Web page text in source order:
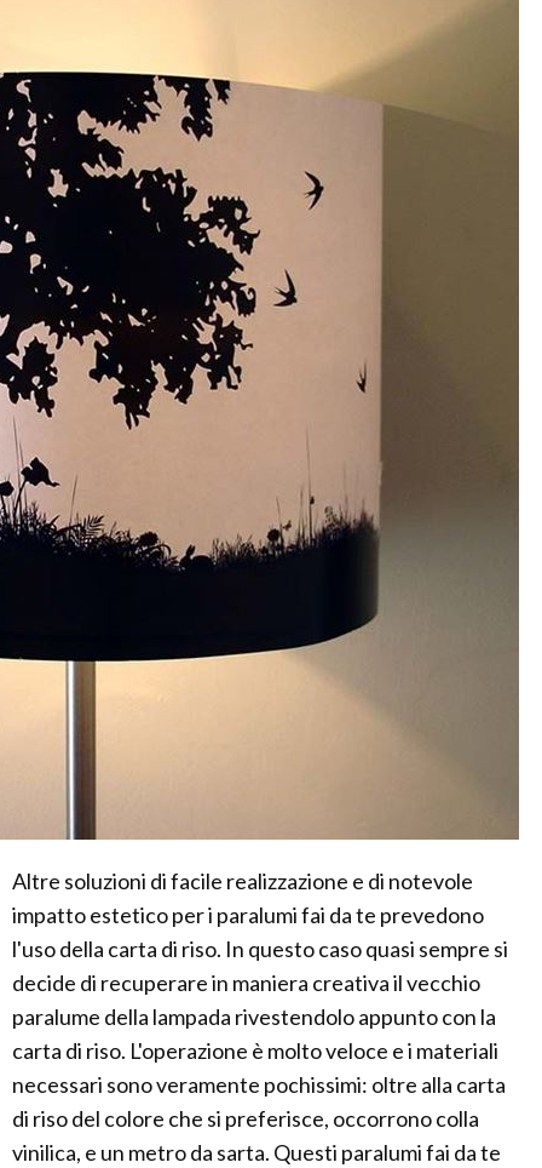
Altre soluzioni di facile realizzazione e di notevole
impatto estetico per i paralumi fai da te prevedono
l'uso della carta di riso. In questo caso quasi sempre si
decide di recuperare in maniera creativa il vecchio
paralume della lampada rivestendolo appunto con la
carta di riso. L'operazione è molto veloce e i materiali
necessari sono veramente pochissimi: oltre alla carta
di riso del colore che si preferisce, occorrono colla
vinilica, e un metro da sarta. Questi paralumi fai da te